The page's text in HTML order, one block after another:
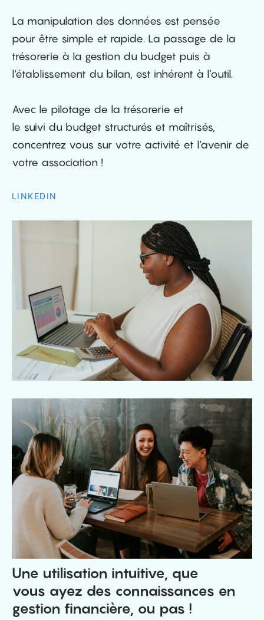
La manipulation des données est pensée
pour être simple et rapide. La passage de la
trésorerie à la gestion du budget puis à
l'établissement du bilan, est inhérent à l’outil.
Avec le pilotage de la trésorerie et
le suivi du budget structurés et maîtrisés,
concentrez vous sur votre activité et l'avenir de
votre association !
LINKEDIN
Une utilisation intuitive, que
vous ayez des connaissances en
gestion financière, ou pas !